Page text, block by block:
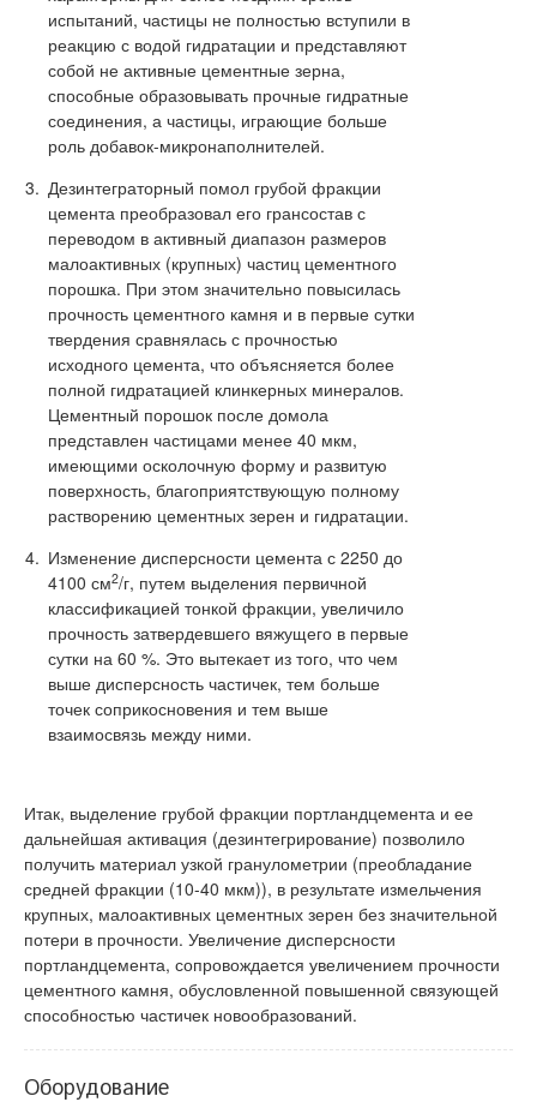
испытаний, частицы не полностью вступили в
реакцию с водой гидратации и представляют
собой не активные цементные зерна,
способные образовывать прочные гидратные
соединения, а частицы, играющие больше
роль добавок-микронаполнителей.
Дезинтеграторный помол грубой фракции
цемента преобразовал его грансостав с
переводом в активный диапазон размеров
малоактивных (крупных) частиц цементного
порошка. При этом значительно повысилась
прочность цементного камня и в первые сутки
твердения сравнялась с прочностью
исходного цемента, что объясняется более
полной гидратацией клинкерных минералов.
Цементный порошок после домола
представлен частицами менее 40 мкм,
имеющими осколочную форму и развитую
поверхность, благоприятствующую полному
растворению цементных зерен и гидратации.
Изменение дисперсности цемента с 2250 до
4100 см2/г, путем выделения первичной
классификацией тонкой фракции, увеличило
прочность затвердевшего вяжущего в первые
сутки на 60 %. Это вытекает из того, что чем
выше дисперсность частичек, тем больше
точек соприкосновения и тем выше
взаимосвязь между ними.
Итак, выделение грубой фракции портландцемента и ее
дальнейшая активация (дезинтегрирование) позволило
получить материал узкой гранулометрии (преобладание
средней фракции (10-40 мкм)), в результате измельчения
крупных, малоактивных цементных зерен без значительной
потери в прочности. Увеличение дисперсности
портландцемента, сопровождается увеличением прочности
цементного камня, обусловленной повышенной связующей
способностью частичек новообразований.
Оборудование